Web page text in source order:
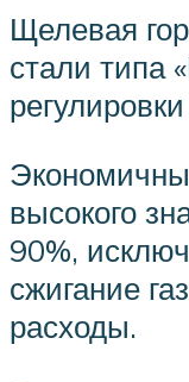
Щелевая
стали типа
высокого
90%,
сжигание
расходы.